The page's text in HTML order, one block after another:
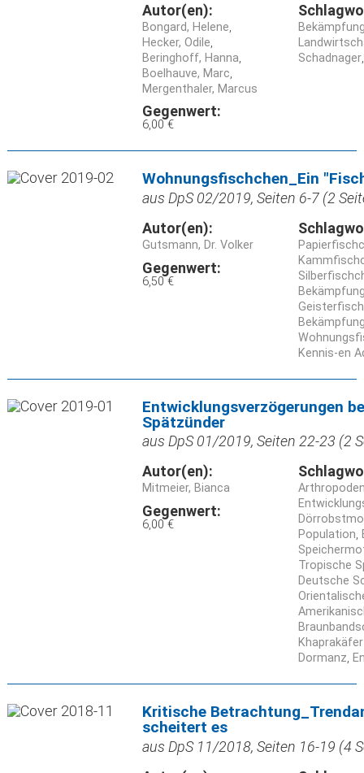
Autor(en):
Bongard, Helene
Hecker, Odile
Beringhoff, Hanna
Boelhauve, Marc
Mergenthaler, Marcus
Gegenwert:
6,00 €
Schadnager
Wohnungsfischchen_Ein
aus DpS 02/2019, Seiten 6-7 (2
Autor(en):
Gutsmann, Dr. Volker
Gegenwert:
6,50 €
Kennis-en
Entwicklungsverzögerungen
Spätzünder
aus DpS 01/2019, Seiten 22-23 (2
Autor(en):
Mitmeier, Bianca
Gegenwert:
6,00 €
Population
Tropische
Deutsche
Dormanz
Kritische
scheitert es
aus DpS 11/2018, Seiten 16-19 (4